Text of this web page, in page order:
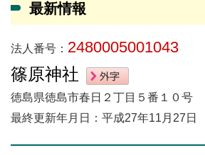
最新情報
法人番号： 2480005001043
篠原神社
徳島県徳島市春日２丁目５番１０号
最終更新年月日：平成27年11月27日